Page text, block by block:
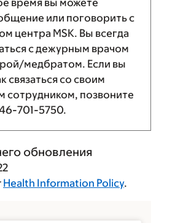
или поговорить с
центра MSK. Вы всегда
с дежурным врачом
медбратом. Если вы
связаться со своим
сотрудником, позвоните
701-5750.
обновления
Health Information Policy.